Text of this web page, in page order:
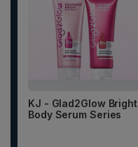
KJ - Glad2Glow Bright
Body Serum Series